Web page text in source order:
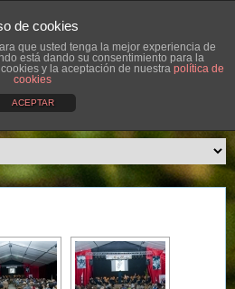
de cookies
que usted tenga la mejor experiencia de
está dando su consentimiento para la
y la aceptación de nuestra política de
cookies
ACEPTAR